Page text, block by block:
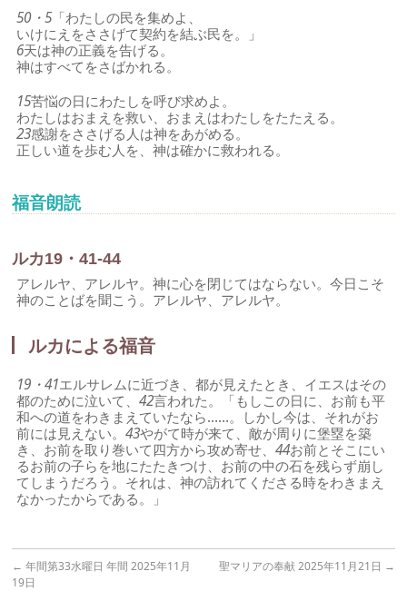
50・5 「わたしの民を集めよ、
いけにえをささげて契約を結ぶ民を。」
6天は神の正義を告げる。
神はすべてをさばかれる。
15苦悩の日にわたしを呼び求めよ。
わたしはおまえを救い、おまえはわたしをたたえる。
23感謝をささげる人は神をあがめる。
正しい道を歩む人を、神は確かに救われる。
福音朗読
ルカ19・41-44
アレルヤ、アレルヤ。神に心を閉じてはならない。今日こそ
神のことばを聞こう。アレルヤ、アレルヤ。
ルカによる福音
19・41エルサレムに近づき、都が見えたとき、イエスはその
都のために泣いて、42言われた。「もしこの日に、お前も平
和への道をわきまえていたなら……。しかし今は、それがお
前には見えない。43やがて時が来て、敵が周りに堡塁を築
き、お前を取り巻いて四方から攻め寄せ、44お前とそこにい
るお前の子らを地にたたきつけ、お前の中の石を残らず崩し
てしまうだろう。それは、神の訪れてくださる時をわきまえ
なかったからである。」
← 年間第33水曜日 年間 2025年11月
19日
聖マリアの奉献 2025年11月21日 →